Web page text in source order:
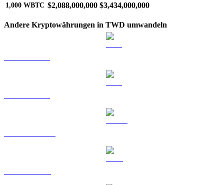
1,000 WBTC $2,088,000,000 $3,434,000,000
Andere Kryptowährungen in TWD umwandeln